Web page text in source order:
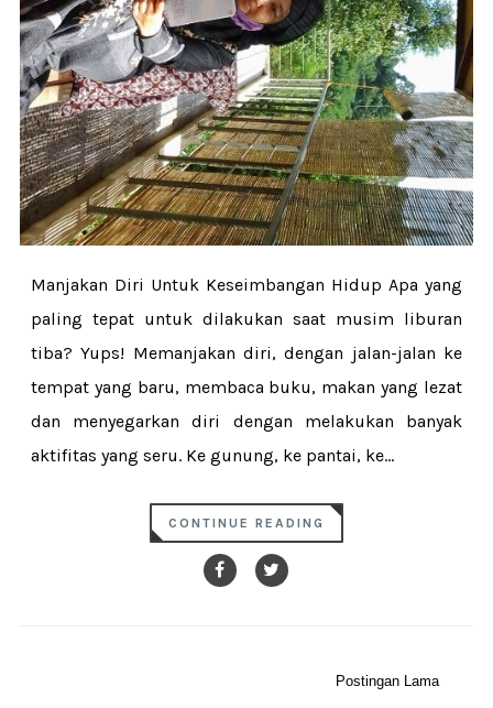
Manjakan Diri Untuk Keseimbangan Hidup Apa yang
paling tepat untuk dilakukan saat musim liburan
tiba? Yups! Memanjakan diri, dengan jalan-jalan ke
tempat yang baru, membaca buku, makan yang lezat
dan menyegarkan diri dengan melakukan banyak
aktifitas yang seru. Ke gunung, ke pantai, ke...
CONTINUE READING
Postingan Lama